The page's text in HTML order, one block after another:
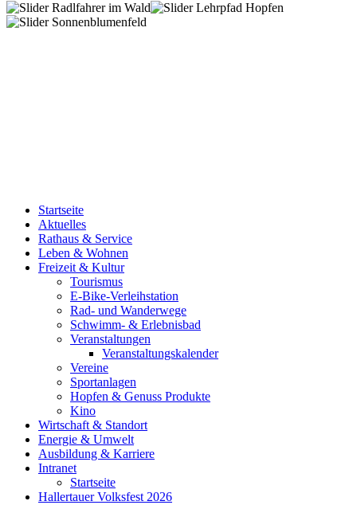
Startseite
Aktuelles
Rathaus & Service
Leben & Wohnen
Freizeit & Kultur
Tourismus
E-Bike-Verleihstation
Rad- und Wanderwege
Schwimm- & Erlebnisbad
Veranstaltungen
Veranstaltungskalender
Vereine
Sportanlagen
Hopfen & Genuss Produkte
Kino
Wirtschaft & Standort
Energie & Umwelt
Ausbildung & Karriere
Intranet
Startseite
Hallertauer Volksfest 2026